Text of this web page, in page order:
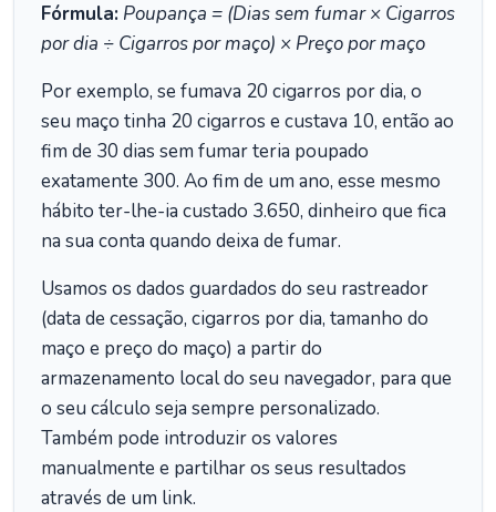
Fórmula: Poupança = (Dias sem fumar × Cigarros
por dia ÷ Cigarros por maço) × Preço por maço
Por exemplo, se fumava 20 cigarros por dia, o
seu maço tinha 20 cigarros e custava 10, então ao
fim de 30 dias sem fumar teria poupado
exatamente 300. Ao fim de um ano, esse mesmo
hábito ter-lhe-ia custado 3.650, dinheiro que fica
na sua conta quando deixa de fumar.
Usamos os dados guardados do seu rastreador
(data de cessação, cigarros por dia, tamanho do
maço e preço do maço) a partir do
armazenamento local do seu navegador, para que
o seu cálculo seja sempre personalizado.
Também pode introduzir os valores
manualmente e partilhar os seus resultados
através de um link.